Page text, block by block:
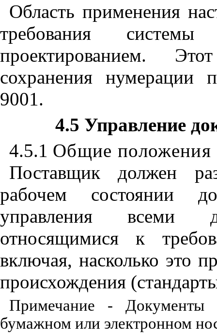
Область применения
требования
проектированием.
сохранения нумерации
9001.
4.5 Управление
4.5.1 Общие положения
Поставщик должен
рабочем состоянии
управления всеми
относящимися к
включая, насколько это
происхождения
Примечание -
бумажном или электронном